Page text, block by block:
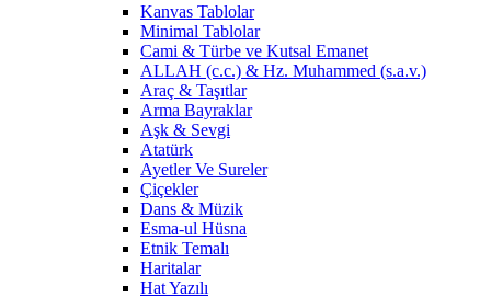
Kanvas Tablolar
Minimal Tablolar
Cami & Türbe ve Kutsal Emanet
ALLAH (c.c.) & Hz. Muhammed (s.a.v.)
Araç & Taşıtlar
Arma Bayraklar
Aşk & Sevgi
Atatürk
Ayetler Ve Sureler
Çiçekler
Dans & Müzik
Esma-ul Hüsna
Etnik Temalı
Haritalar
Hat Yazılı